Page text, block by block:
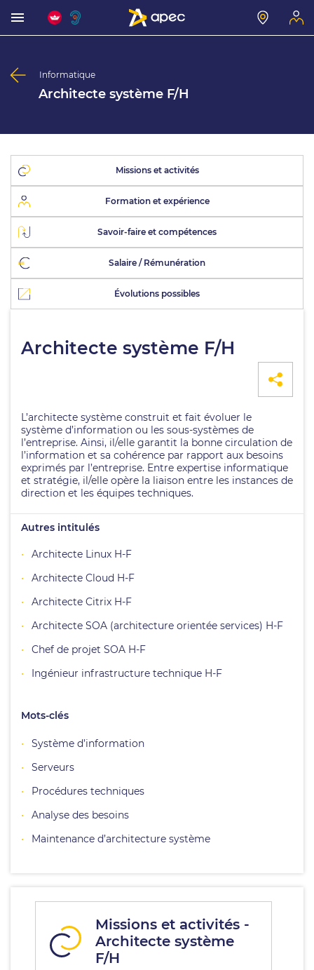
Informatique
Architecte système F/H
Missions et activités
Formation et expérience
Savoir-faire et compétences
Salaire / Rémunération
Évolutions possibles
Architecte système F/H
L’architecte système construit et fait évoluer le
système d’information ou les sous-systèmes de
l’entreprise. Ainsi, il/elle garantit la bonne circulation de
l’information et sa cohérence par rapport aux besoins
exprimés par l’entreprise. Entre expertise informatique
et stratégie, il/elle opère la liaison entre les instances de
direction et les équipes techniques.
Autres intitulés
Architecte Linux H-F
Architecte Cloud H-F
Architecte Citrix H-F
Architecte SOA (architecture orientée services) H-F
Chef de projet SOA H-F
Ingénieur infrastructure technique H-F
Mots-clés
Système d’information
Serveurs
Procédures techniques
Analyse des besoins
Maintenance d’architecture système
Missions et activités -
Architecte système
F/H